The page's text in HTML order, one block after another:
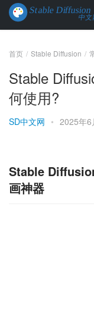
首页 Stable Diffusion
Stable
何使用?
SD中文网 • 2025年6
Stable
画神器